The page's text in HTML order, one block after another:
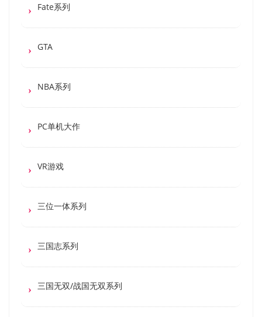
Fate系列
GTA
NBA系列
PC单机大作
VR游戏
三位一体系列
三国志系列
三国无双/战国无双系列